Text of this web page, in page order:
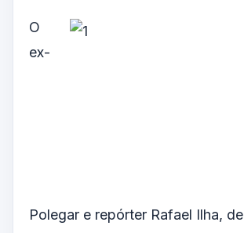
O
ex-
Polegar e repórter Rafael Ilha,